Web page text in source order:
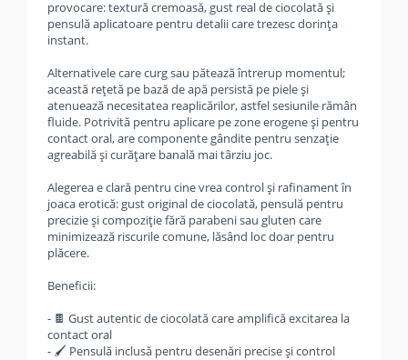
provocare: textură cremoasă, gust real de ciocolată și
pensulă aplicatoare pentru detalii care trezesc dorința
instant.
Alternativele care curg sau pătează întrerup momentul;
această rețetă pe bază de apă persistă pe piele și
atenuează necesitatea reaplicărilor, astfel sesiunile rămân
fluide. Potrivită pentru aplicare pe zone erogene și pentru
contact oral, are componente gândite pentru senzație
agreabilă și curățare banală mai târziu joc.
Alegerea e clară pentru cine vrea control și rafinament în
joaca erotică: gust original de ciocolată, pensulă pentru
precizie și compoziție fără parabeni sau gluten care
minimizează riscurile comune, lăsând loc doar pentru
plăcere.
Beneficii:
- 🍫 Gust autentic de ciocolată care amplifică excitarea la
contact oral
- 🖌️ Pensulă inclusă pentru desenări precise și control